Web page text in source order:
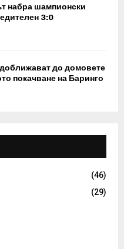
набра шампионски
3:0
до домовете
покачване на Баринго
(46)
(29)